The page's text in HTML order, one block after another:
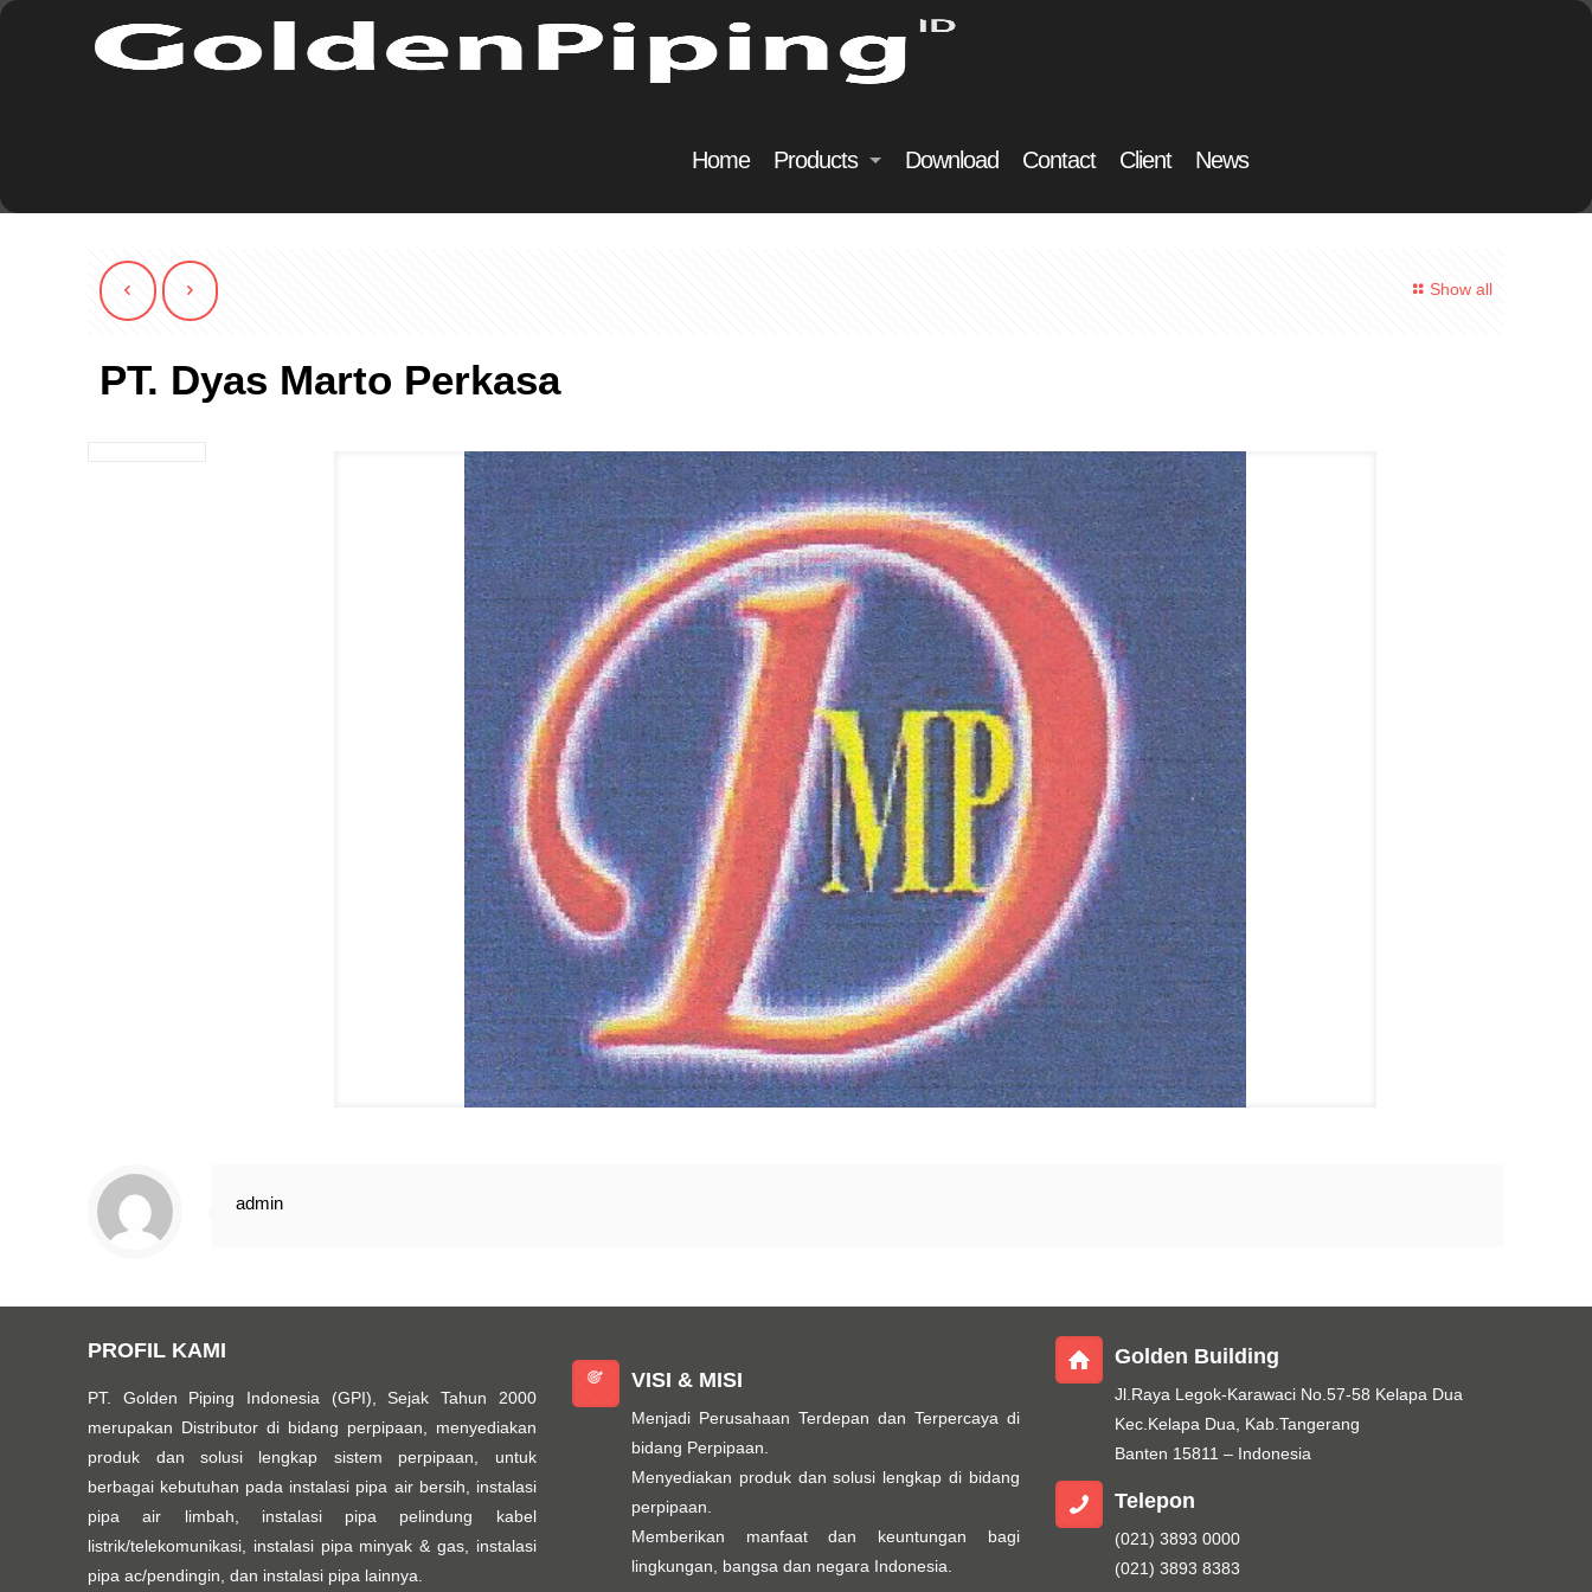
Home Products Download Contact Client News
Show all
PT. Dyas Marto Perkasa
admin
PROFIL KAMI
PT. Golden Piping Indonesia (GPI), Sejak Tahun 2000
merupakan Distributor di bidang perpipaan, menyediakan
produk dan solusi lengkap sistem perpipaan, untuk
berbagai kebutuhan pada instalasi pipa air bersih, instalasi
pipa air limbah, instalasi pipa pelindung kabel
listrik/telekomunikasi, instalasi pipa minyak & gas, instalasi
pipa ac/pendingin, dan instalasi pipa lainnya.
VISI & MISI
Menjadi Perusahaan Terdepan dan Terpercaya di
bidang Perpipaan.
Menyediakan produk dan solusi lengkap di bidang
perpipaan.
Memberikan manfaat dan keuntungan bagi
lingkungan, bangsa dan negara Indonesia.
Golden Building
Jl.Raya Legok-Karawaci No.57-58 Kelapa Dua
Kec.Kelapa Dua, Kab.Tangerang
Banten 15811 – Indonesia
Telepon
(021) 3893 0000
(021) 3893 8383